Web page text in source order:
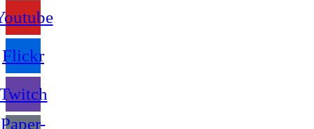
Flickr
Paper-